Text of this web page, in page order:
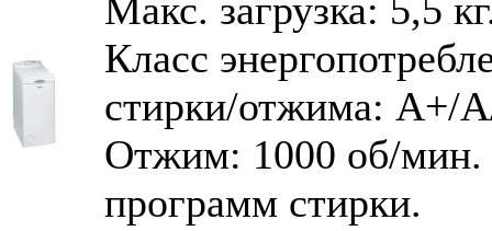
Макс. загрузка: 5,5
Класс
стирки/отжима: А+/
Отжим: 1000 об/мин.
программ стирки.